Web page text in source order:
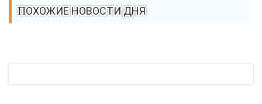
ПОХОЖИЕ НОВОСТИ ДНЯ